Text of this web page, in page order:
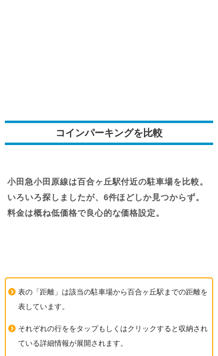
コインパーキングを比較
小田急小田原線は百合ヶ丘駅付近の駐車場を比較。
いろいろ探しましたが、6件ほどしか見つからず。
料金は概ね低価格で良心的な価格設定。
表の「距離」は該当の駐車場から百合ヶ丘駅までの距離を
表しています。
それぞれの行ををタップもしくはクリックすると収納され
ている詳細情報が展開されます。